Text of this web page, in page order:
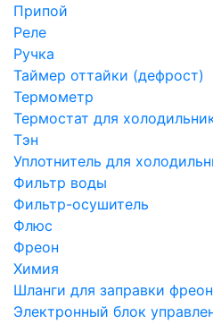
Припой
Реле
Ручка
Таймер оттайки (дефрост)
Термометр
Термостат для
Тэн
Уплотнитель для
Фильтр воды
Фильтр-осушитель
Флюс
Фреон
Химия
Шланги для заправки
Электронный блок